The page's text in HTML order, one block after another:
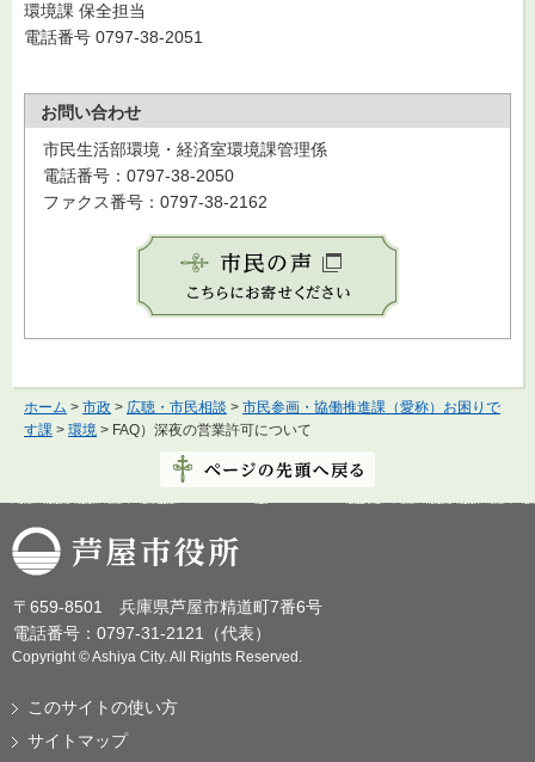
環境課 保全担当
電話番号 0797-38-2051
お問い合わせ
市民生活部環境・経済室環境課管理係
電話番号：0797-38-2050
ファクス番号：0797-38-2162
ホーム > 市政 > 広聴・市民相談 > 市民参画・協働推進課（愛称）お困りで
す課 > 環境 > FAQ）深夜の営業許可について
芦屋市役所
〒659-8501 兵庫県芦屋市精道町7番6号
電話番号：0797-31-2121（代表）
Copyright © Ashiya City. All Rights Reserved.
このサイトの使い方
サイトマップ